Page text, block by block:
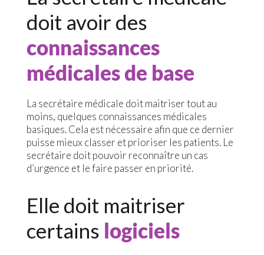
doit avoir des
connaissances
médicales de base
La secrétaire médicale doit maitriser tout au
moins, quelques connaissances médicales
basiques. Cela est nécessaire afin que ce dernier
puisse mieux classer et prioriser les patients. Le
secrétaire doit pouvoir reconnaître un cas
d’urgence et le faire passer en priorité.
Elle doit maitriser
certains logiciels